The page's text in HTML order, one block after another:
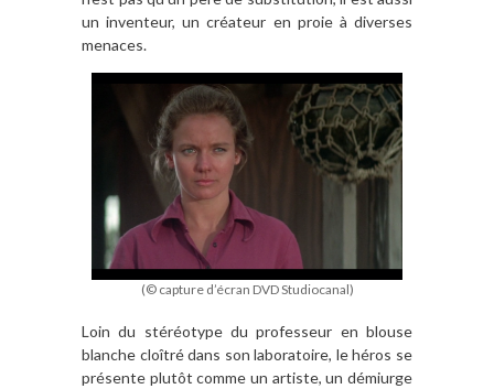
un inventeur, un créateur en proie àdiverses
menaces.
(© capture d’écran DVD Studiocanal)
Loin du stéréotype du professeur en blouse
blanche cloîtré dans son laboratoire, le héros se
présente plutôt comme un artiste, un démiurge